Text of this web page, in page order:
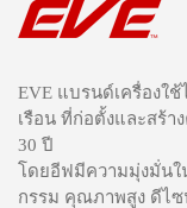
EVE แบรนด์เครื่องใ
เรือน ที่ก่อตั้งและสร้
30 ปี
โดยอีฟมีความมุ่งมั่น
กรรม คุณภาพสูง ดีไซ